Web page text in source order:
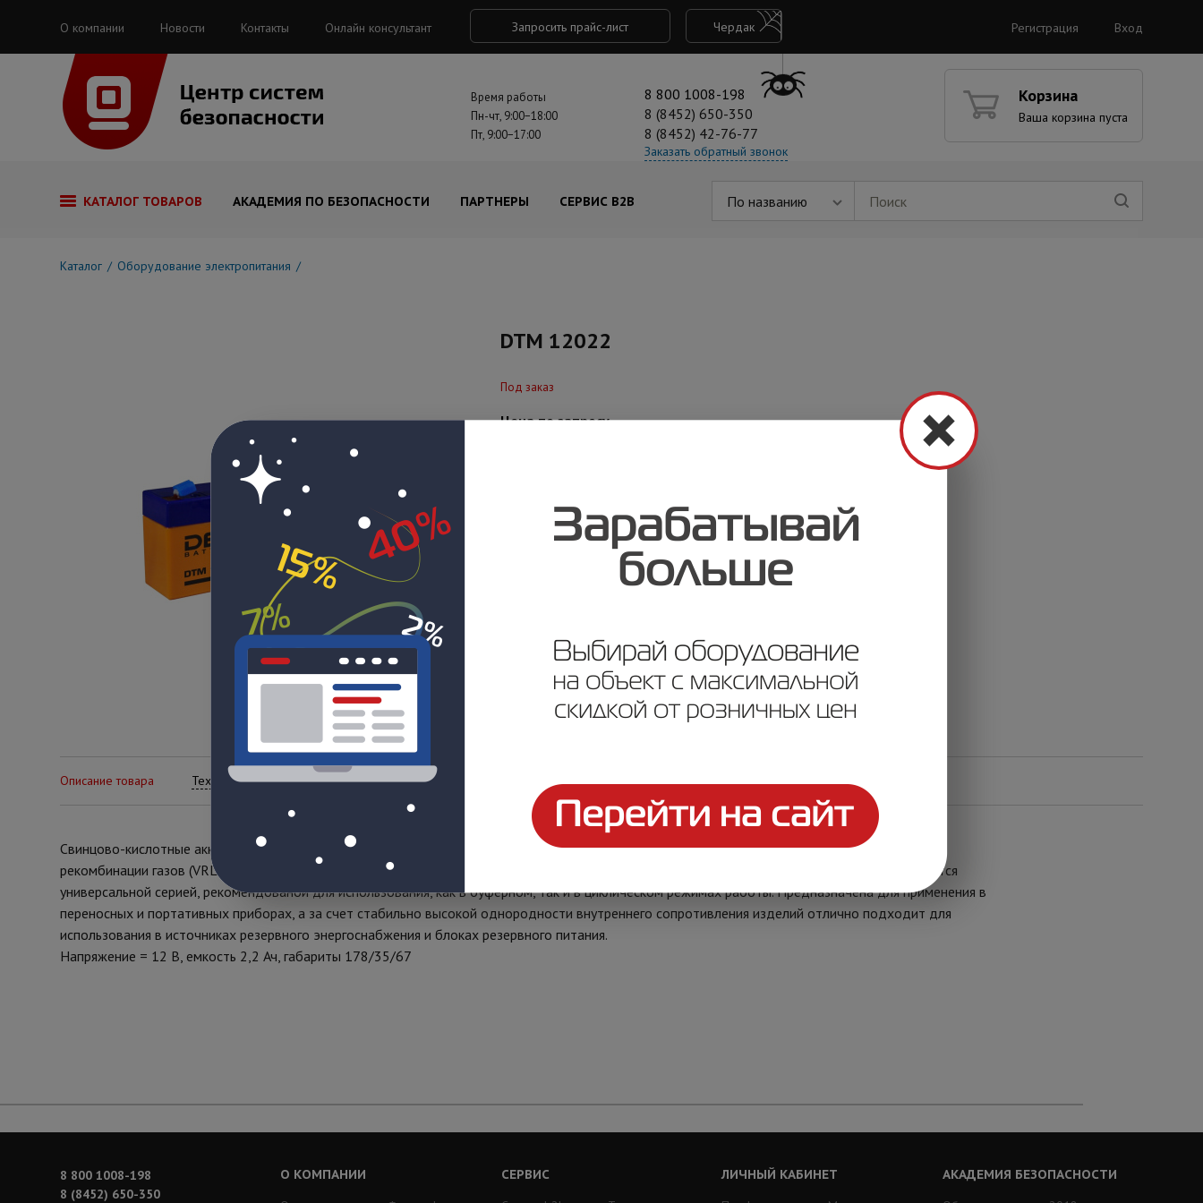
О компании Новости Контакты Онлайн консультант Запросить прайс-лист Чердак Регистрация Вход
Время работы
Пн-чт, 9:00−18:00
Пт, 9:00−17:00
8 800 1008-198
8 (8452) 650-350
8 (8452) 42-76-77
Заказать обратный звонок
Корзина
Ваша корзина пуста
КАТАЛОГ ТОВАРОВ АКАДЕМИЯ ПО БЕЗОПАСНОСТИ ПАРТНЕРЫ СЕРВИС B2B По названию
Каталог Оборудование электропитания
DTM 12022
Под заказ
Цена по запросу
Описание товара Технические характеристики Сертификаты и паспорта
Свинцово-кислотные аккумуляторы DELTA серии DTM являются ярким примером герметизированных, необслуживаемых батарей с системой
рекомбинации газов (VRLA), произведенных по AGM технологии (электролит, абсорбированный в стекловолоконном сепараторе). DTM является
универсальной серией, рекомендованой для использования, как в буферном, так и в циклическом режимах работы. Предназначена для применения в
переносных и портативных приборах, а за счет стабильно высокой однородности внутреннего сопротивления изделий отлично подходит для
использования в источниках резервного энергоснабжения и блоках резервного питания.
Напряжение = 12 В, емкость 2,2 Ач, габариты 178/35/67
8 800 1008-198
8 (8452) 650-350
О КОМПАНИИ
СЕРВИС
ЛИЧНЫЙ КАБИНЕТ
АКАДЕМИЯ БЕЗОПАСНОСТИ